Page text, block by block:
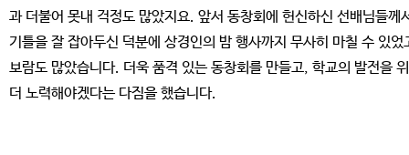
과 더불어 못내 걱정도 많았지요. 앞서 동창회에 헌신하신 선배님들께
기틀을 잘 잡아두신 덕분에 상경인의 밤 행사까지 무사히 마칠 수 있었
보람도 많았습니다. 더욱 품격 있는 동창회를 만들고, 학교의 발전을
더 노력해야겠다는 다짐을 했습니다.